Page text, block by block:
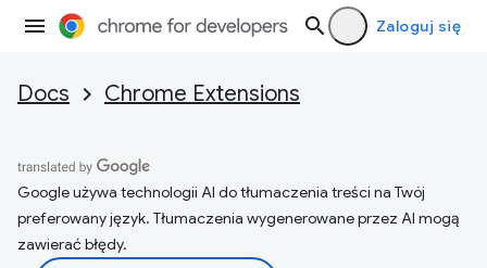
Zaloguj się
Docs Chrome Extensions
Google używa technologii AI do tłumaczenia treści na Twój
preferowany język. Tłumaczenia wygenerowane przez AI mogą
zawierać błędy.